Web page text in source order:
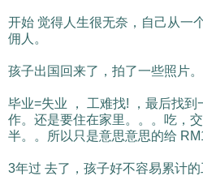
开始 觉得人生很无奈，自己从一
佣人。
孩子出国回来了，拍了一些照片
毕业=失业 ， 工难找! ，最后找到
作。还是要住在家里。。。吃，
半。。所以只是意思意思的给
3年过 去了，孩子好不容易累计